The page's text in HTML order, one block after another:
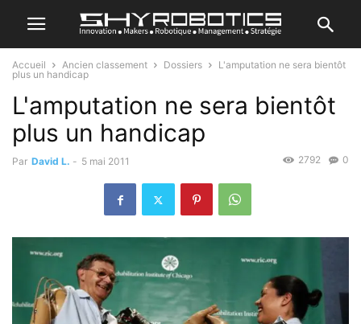
Accueil Ancien classement Dossiers
L'amputation ne sera bientôt
plus un handicap
L'amputation ne sera bientôt
plus un handicap
Par David L. - 5 mai 2011 0
2792